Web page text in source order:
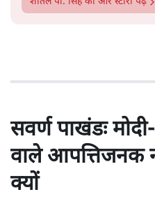
सवर्ण पाखंडः
वाले आपत्तिजनक
क्यों